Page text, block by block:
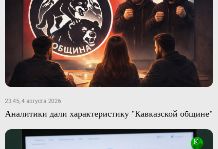
23:45, 4 августа 2026
Аналитики дали характеристику "Кавказской общине"